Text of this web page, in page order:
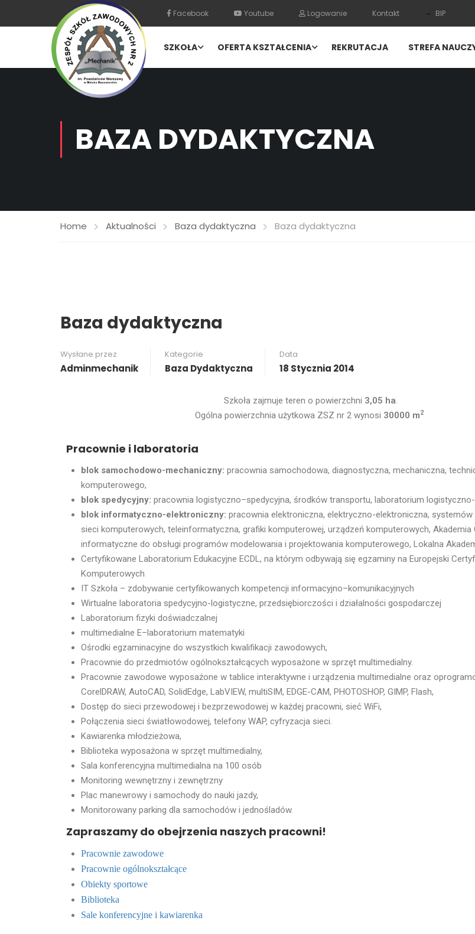
Facebook Youtube Logowanie Kontakt BIP
SZKOŁA OFERTA KSZTAŁCENIA REKRUTACJA STREFA
BAZA DYDAKTYCZNA
Home Aktualności Baza dydaktyczna Baza dydaktyczna
Baza dydaktyczna
Wysłane przez
Adminmechanik
Kategorie
Baza Dydaktyczna
Data
18 Stycznia 2014
Szkoła zajmuje teren o powierzchni 3,05 ha.
Ogólna powierzchnia użytkowa ZSZ nr 2 wynosi 30000 m2
Pracownie i laboratoria
blok samochodowo-mechaniczny: pracownia samochodowa, diagnostyczna, mechaniczna,
komputerowego,
blok spedycyjny: pracownia logistyczno–spedycyjna, środków transportu, laboratorium
blok informatyczno-elektroniczny: pracownia elektroniczna, elektryczno-elektroniczna,
sieci komputerowych, teleinformatyczna, grafiki komputerowej, urządzeń komputerowych, Akademia
informatyczne do obsługi programów modelowania i projektowania komputerowego, Lokalna
Certyfikowane Laboratorium Edukacyjne ECDL, na którym odbywają się egzaminy na Europejski
Komputerowych
IT Szkoła – zdobywanie certyfikowanych kompetencji informacyjno–komunikacyjnych
Wirtualne laboratoria spedycyjno-logistyczne, przedsiębiorczości i działalności gospodarczej
Laboratorium fizyki doświadczalnej
multimedialne E–laboratorium matematyki
Ośrodki egzaminacyjne do wszystkich kwalifikacji zawodowych,
Pracownie do przedmiotów ogólnokształcących wyposażone w sprzęt multimedialny.
Pracownie zawodowe wyposażone w tablice interaktywne i urządzenia multimedialne oraz
CorelDRAW, AutoCAD, SolidEdge, LabVIEW, multiSIM, EDGE-CAM, PHOTOSHOP, GIMP, Flash,
Dostęp do sieci przewodowej i bezprzewodowej w każdej pracowni, sieć WiFi,
Połączenia sieci światłowodowej, telefony WAP, cyfryzacja sieci.
Kawiarenka młodzieżowa,
Biblioteka wyposażona w sprzęt multimedialny,
Sala konferencyjna multimedialna na 100 osób
Monitoring wewnętrzny i zewnętrzny
Plac manewrowy i samochody do nauki jazdy,
Monitorowany parking dla samochodów i jednośladów.
Zapraszamy do obejrzenia naszych pracowni!
Pracownie zawodowe
Pracownie ogólnokształcące
Obiekty sportowe
Biblioteka
Sale konferencyjne i kawiarenka